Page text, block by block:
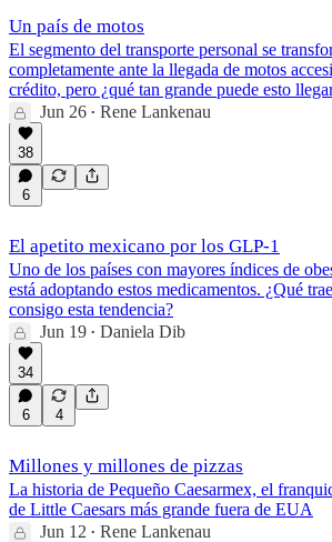
Un país de motos
El segmento del transporte personal se
completamente ante la llegada de motos
crédito, pero ¿qué tan grande puede esto
Jun 26 • Rene Lankenau
38
6
El apetito mexicano por los GLP-1
Uno de los países con mayores índices de
está adoptando estos medicamentos. ¿Qué trae
consigo esta tendencia?
Jun 19 • Daniela Dib
34
6 4
Millones y millones de pizzas
La historia de Pequeño Caesarmex, el
de Little Caesars más grande fuera de EUA
Jun 12 • Rene Lankenau